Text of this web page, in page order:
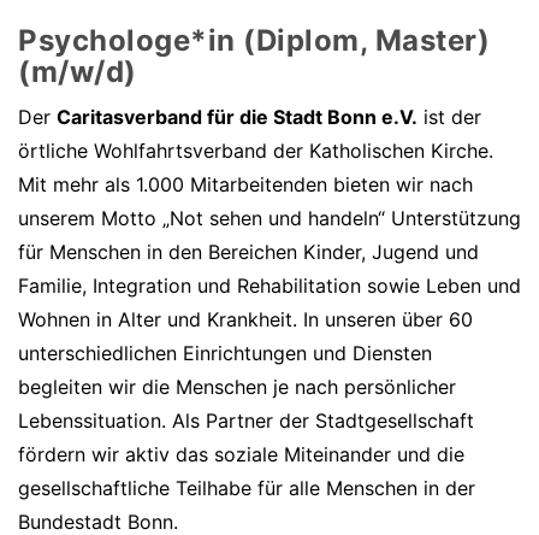
Psychologe*in (Diplom, Master)
(m/w/d)
Der Caritasverband für die Stadt Bonn e.V. ist der
örtliche Wohlfahrtsverband der Katholischen Kirche.
Mit mehr als 1.000 Mitarbeitenden bieten wir nach
unserem Motto „Not sehen und handeln“ Unterstützung
für Menschen in den Bereichen Kinder, Jugend und
Familie, Integration und Rehabilitation sowie Leben und
Wohnen in Alter und Krankheit. In unseren über 60
unterschiedlichen Einrichtungen und Diensten
begleiten wir die Menschen je nach persönlicher
Lebenssituation. Als Partner der Stadtgesellschaft
fördern wir aktiv das soziale Miteinander und die
gesellschaftliche Teilhabe für alle Menschen in der
Bundestadt Bonn.